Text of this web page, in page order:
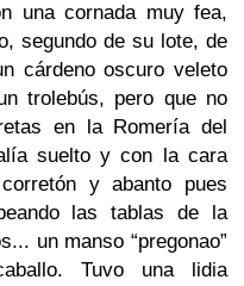
una cornada muy fea,
segundo de su lote, de
cárdeno oscuro veleto
trolebús, pero que no
en la Romería del
suelto y con la cara
y abanto pues
las tablas de la
un manso “pregonao”
Tuvo una lidia